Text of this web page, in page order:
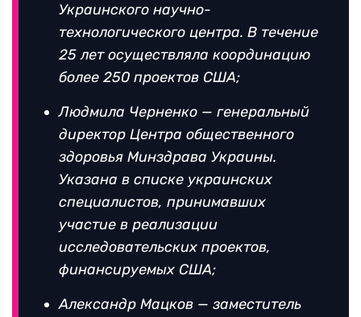
Украинского научно-
технологического центра. В течение
25 лет осуществляла координацию
более 250 проектов США;
Людмила Черненко — генеральный
директор Центра общественного
здоровья Минздрава Украины.
Указана в списке украинских
специалистов, принимавших
участие в реализации
исследовательских проектов,
финансируемых США;
Александр Мацков — заместитель